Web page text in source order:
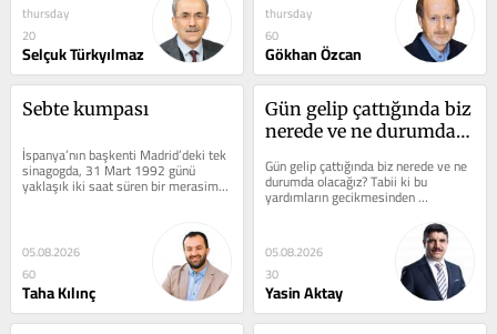
thursday
20
Selçuk Türkyılmaz
thursday
60
Gökhan Özcan
Sebte kumpası
İspanya’nın başkenti Madrid’deki tek
sinagogda, 31 Mart 1992 günü
yaklaşık iki saat süren bir merasim
vardı. İspanya Kralı Juan Carlos,...
05.08.2026
60
Taha Kılınç
Gün gelip çattığında biz
nerede ve ne durumda
Gün gelip çattığında biz nerede ve ne
durumda olacağız? Tabii ki bu
yardımların gecikmesinden
kaynaklanmıyor, aksine açlığın
05.08.2026
30
Yasin Aktay